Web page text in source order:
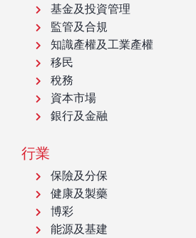
基金及投資管理
監管及合規
知識產權及工業產權
移民
稅務
資本市場
銀行及金融
行業
保險及分保
健康及製藥
博彩
能源及基建